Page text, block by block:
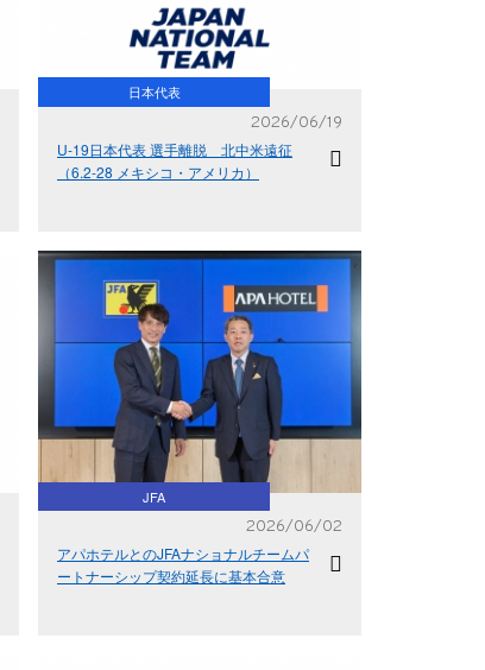
日本代表
2026/06/19
U-19日本代表 選手離脱 北中米遠征
（6.2-28 メキシコ・アメリカ）
JFA
2026/06/02
アパホテルとのJFAナショナルチームパ
ートナーシップ契約延長に基本合意